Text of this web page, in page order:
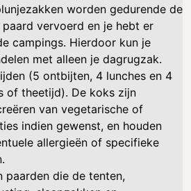
worden gedurende de
vervoerd en je hebt er
campings. Hierdoor kun je
met alleen je dagrugzak.
(5 ontbijten, 4 lunches en 4
of theetijd). De koks zijn
van vegetarische of
indien gewenst, en houden
allergieën of specifieke
paarden die de tenten,